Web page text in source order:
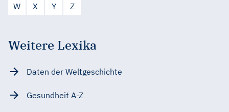
W
X Y Z
Weitere Lexika
Daten der Weltgeschichte
Gesundheit A-Z